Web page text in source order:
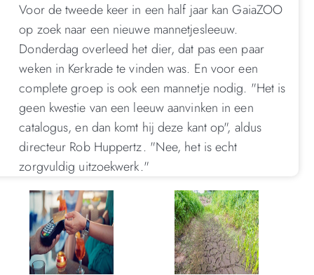
Voor de tweede keer in een half jaar kan GaiaZOO
op zoek naar een nieuwe mannetjesleeuw.
Donderdag overleed het dier, dat pas een paar
weken in Kerkrade te vinden was. En voor een
complete groep is ook een mannetje nodig. "Het is
geen kwestie van een leeuw aanvinken in een
catalogus, en dan komt hij deze kant op", aldus
directeur Rob Huppertz. "Nee, het is echt
zorgvuldig uitzoekwerk."